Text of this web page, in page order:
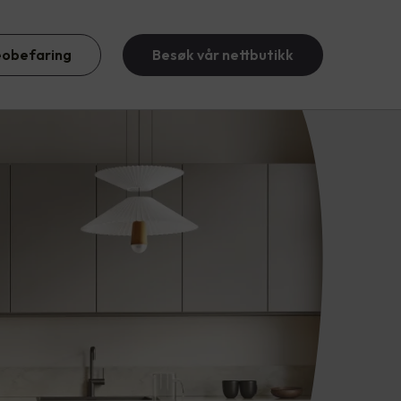
Besøk vår nettbutikk